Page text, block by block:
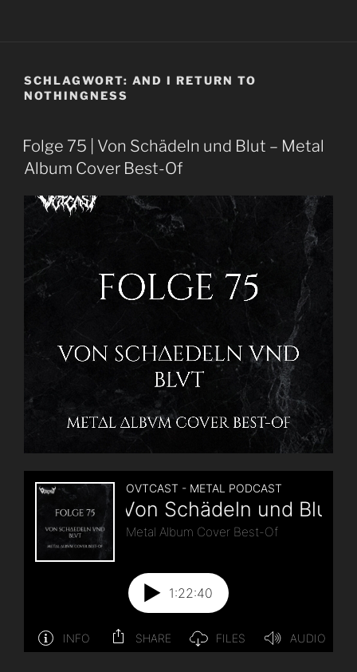
SCHLAGWORT: AND I RETURN TO
NOTHINGNESS
Folge 75 | Von Schädeln und Blut – Metal
Album Cover Best-Of